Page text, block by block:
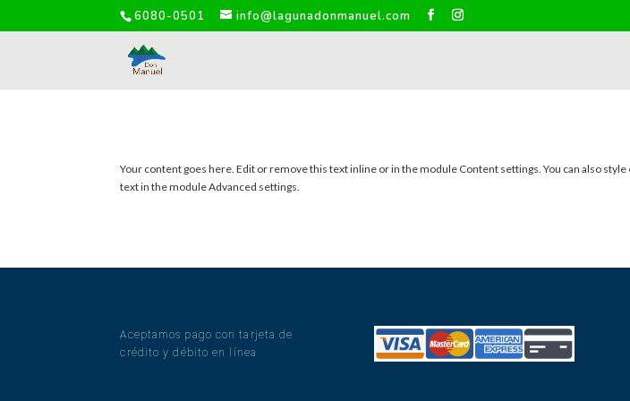
6080-0501 info@lagunadonmanuel.com
Your content goes here. Edit or remove this text inline or in the module Content settings. You can also
text in the module Advanced settings.
Aceptamos pago con tarjeta de
crédito y débito en línea